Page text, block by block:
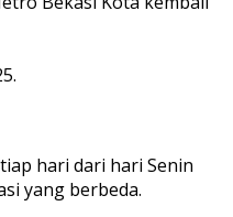
hari dari hari Senin
yang berbeda.